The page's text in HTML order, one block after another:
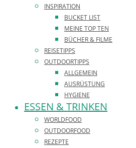
INSPIRATION
BUCKET LIST
MEINE TOP TEN
BÜCHER & FILME
REISETIPPS
OUTDOORTIPPS
ALLGEMEIN
AUSRÜSTUNG
HYGIENE
ESSEN & TRINKEN
WORLDFOOD
OUTDOORFOOD
REZEPTE